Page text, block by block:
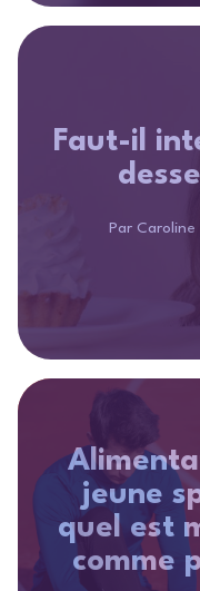
Faut-il
Par
jeune
quel est
comme